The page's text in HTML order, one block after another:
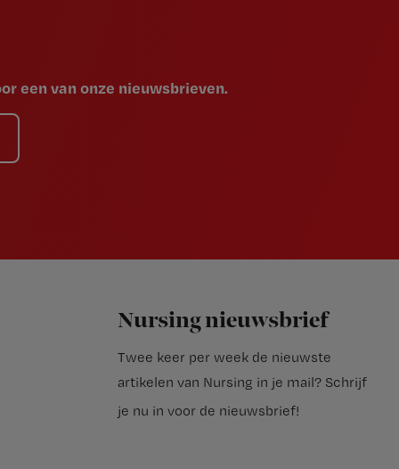
een van onze nieuwsbrieven.
Nursing nieuwsbrief
Twee keer per week de nieuwste
artikelen van Nursing in je mail? Schrijf
je nu in voor de nieuwsbrief!